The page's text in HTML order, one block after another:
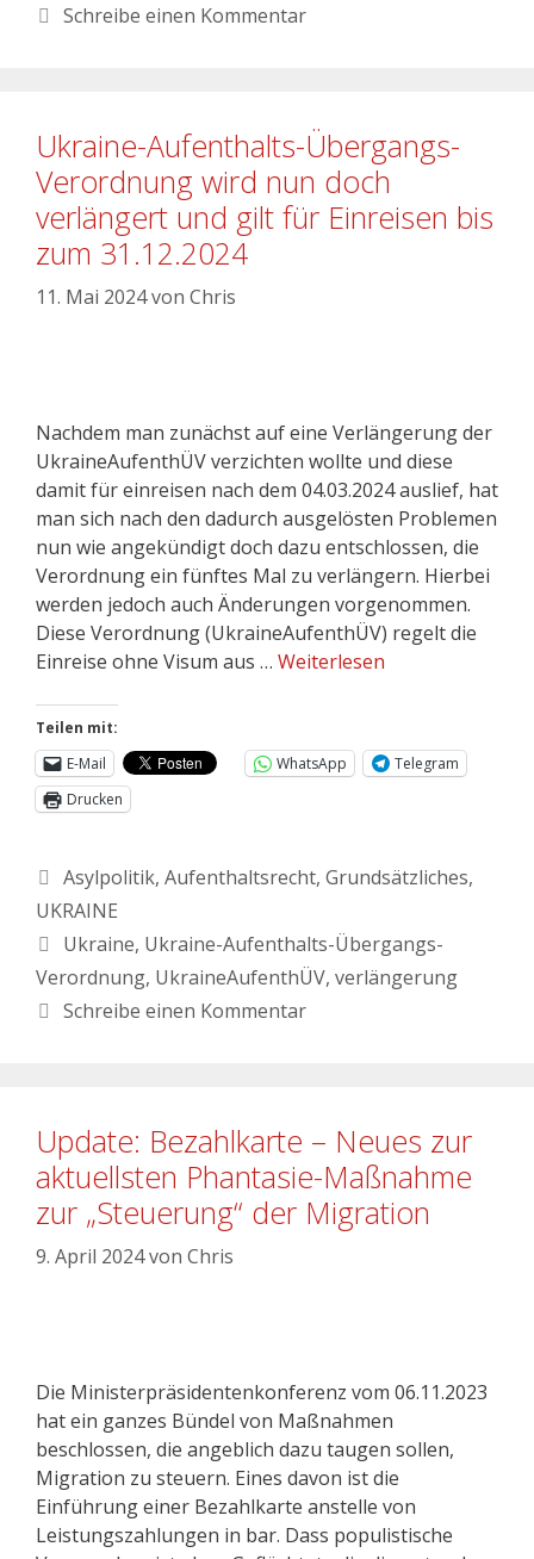
Schreibe einen Kommentar
Ukraine-Aufenthalts-Übergangs-
Verordnung wird nun doch
verlängert und gilt für Einreisen bis
zum 31.12.2024
11. Mai 2024von Chris
Nachdem man zunächst auf eine Verlängerung der
UkraineAufenthÜV verzichten wollte und diese
damit für einreisen nach dem 04.03.2024 auslief, hat
man sich nach den dadurch ausgelösten Problemen
nun wie angekündigt doch dazu entschlossen, die
Verordnung ein fünftes Mal zu verlängern. Hierbei
werden jedoch auch Änderungen vorgenommen.
Diese Verordnung (UkraineAufenthÜV) regelt die
Einreise ohne Visum aus … Weiterlesen
Teilen mit:
E-Mail
WhatsApp
Telegram
Drucken
Asylpolitik, Aufenthaltsrecht, Grundsätzliches,
UKRAINE
Ukraine, Ukraine-Aufenthalts-Übergangs-
Verordnung, UkraineAufenthÜV, verlängerung
Schreibe einen Kommentar
Update: Bezahlkarte – Neues zur
aktuellsten Phantasie-Maßnahme
zur „Steuerung“ der Migration
9. April 2024von Chris
Die Ministerpräsidentenkonferenz vom 06.11.2023
hat ein ganzes Bündel von Maßnahmen
beschlossen, die angeblich dazu taugen sollen,
Migration zu steuern. Eines davon ist die
Einführung einer Bezahlkarte anstelle von
Leistungszahlungen in bar. Dass populistische